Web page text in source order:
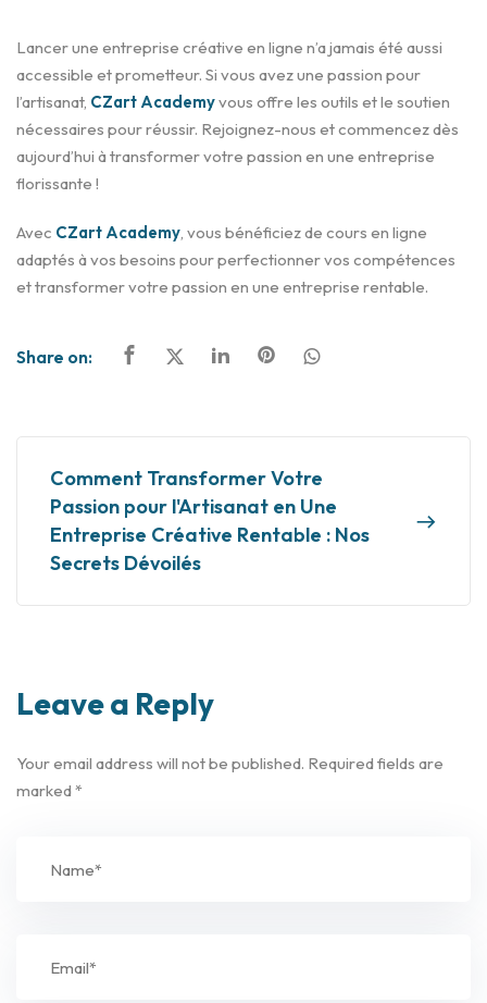
Lancer une entreprise créative en ligne n’a jamais été aussi
accessible et prometteur. Si vous avez une passion pour
l’artisanat, CZart Academyvous offre les outils et le soutien
nécessaires pour réussir. Rejoignez-nous et commencez dès
aujourd’hui à transformer votre passion en une entreprise
florissante !
Avec CZart Academy, vous bénéficiez de cours en ligne
adaptés à vos besoins pour perfectionner vos compétences
et transformer votre passion en une entreprise rentable.
Share on:
Comment Transformer Votre
Passion pour l'Artisanat en Une
Entreprise Créative Rentable : Nos
Secrets Dévoilés
Leave a Reply
Your email address will not be published. Required fields are
marked*